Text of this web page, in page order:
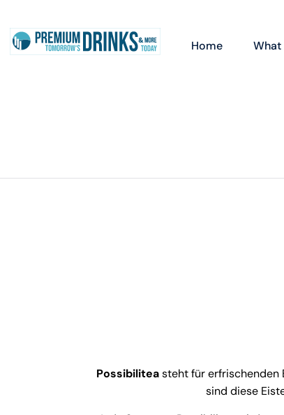
Home What
Possibiliteasteht für erfrischenden
sind diese